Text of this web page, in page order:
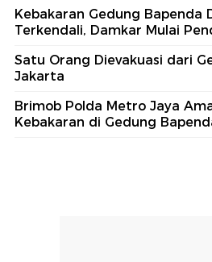
Kebakaran Gedung Bapenda
Terkendali, Damkar Mulai
Satu Orang Dievakuasi dari
Jakarta
Brimob Polda Metro Jaya
Kebakaran di Gedung